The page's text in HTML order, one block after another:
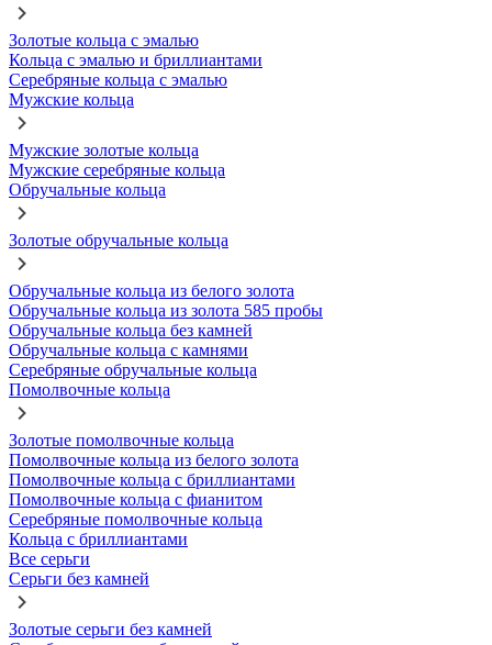
Золотые кольца с эмалью
Кольца с эмалью и бриллиантами
Серебряные кольца с эмалью
Мужские кольца
Мужские золотые кольца
Мужские серебряные кольца
Обручальные кольца
Золотые обручальные кольца
Обручальные кольца из белого золота
Обручальные кольца из золота 585 пробы
Обручальные кольца без камней
Обручальные кольца с камнями
Серебряные обручальные кольца
Помолвочные кольца
Золотые помолвочные кольца
Помолвочные кольца из белого золота
Помолвочные кольца с бриллиантами
Помолвочные кольца с фианитом
Серебряные помолвочные кольца
Кольца с бриллиантами
Все серьги
Серьги без камней
Золотые серьги без камней